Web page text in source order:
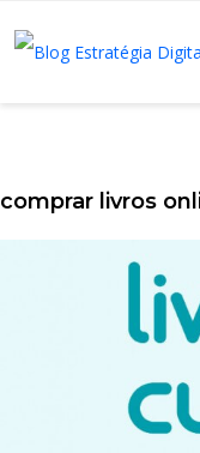
comprar livros